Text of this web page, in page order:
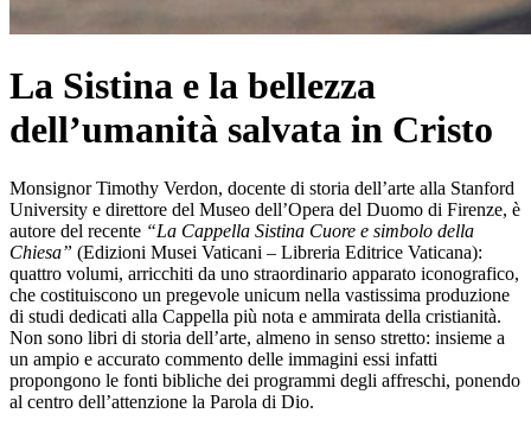
La Sistina e la bellezza
dell’umanità salvata in Cristo
Monsignor Timothy Verdon, docente di storia dell’arte alla Stanford
University e direttore del Museo dell’Opera del Duomo di Firenze, è
autore del recente “La Cappella Sistina Cuore e simbolo della
Chiesa” (Edizioni Musei Vaticani – Libreria Editrice Vaticana):
quattro volumi, arricchiti da uno straordinario apparato iconografico,
che costituiscono un pregevole unicum nella vastissima produzione
di studi dedicati alla Cappella più nota e ammirata della cristianità.
Non sono libri di storia dell’arte, almeno in senso stretto: insieme a
un ampio e accurato commento delle immagini essi infatti
propongono le fonti bibliche dei programmi degli affreschi, ponendo
al centro dell’attenzione la Parola di Dio.